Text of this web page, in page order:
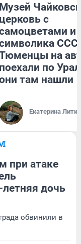
Музей
церковь с
и
на
поехали по
там нашли
Екатерина
при атаке
летняя дочь
обвинили в